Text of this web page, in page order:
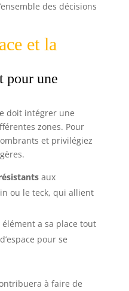
des décisions
et la
pour une
doit intégrer une
zones. Pour
et privilégiez
aux
ou le teck, qui allient
a sa place tout
pour se
à faire de